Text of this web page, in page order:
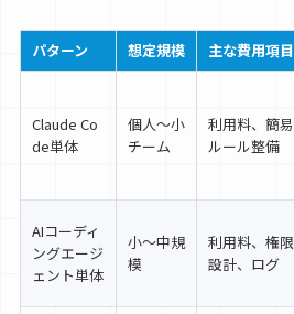
パターン 想定規模 主な費用項目
Claude Co
de単体
個人〜小
チーム
利用料、簡易
ルール整備
AIコーディ
ングエージ
ェント単体
小〜中規
模
利用料、権限
設計、ログ